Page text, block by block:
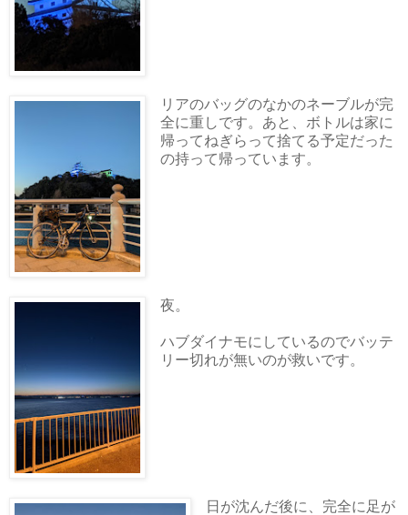
リアのバッグのなかのネーブルが完
全に重しです。あと、ボトルは家に
帰ってねぎらって捨てる予定だった
の持って帰っています。
夜。
ハブダイナモにしているのでバッテ
リー切れが無いのが救いです。
日が沈んだ後に、完全に足が